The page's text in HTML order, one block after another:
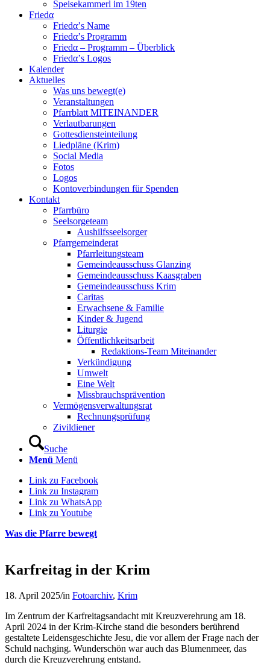
Speisekammerl im 19ten
Friedα
Friedα’s Name
Friedα’s Programm
Friedα – Programm – Überblick
Friedα’s Logos
Kalender
Aktuelles
Was uns bewegt(e)
Veranstaltungen
Pfarrblatt MITEINANDER
Verlautbarungen
Gottesdiensteinteilung
Liedpläne (Krim)
Social Media
Fotos
Logos
Kontoverbindungen für Spenden
Kontakt
Pfarrbüro
Seelsorgeteam
Aushilfsseelsorger
Pfarrgemeinderat
Pfarrleitungsteam
Gemeindeausschuss Glanzing
Gemeindeausschuss Kaasgraben
Gemeindeausschuss Krim
Caritas
Erwachsene & Familie
Kinder & Jugend
Liturgie
Öffentlichkeitsarbeit
Redaktions-Team Miteinander
Verkündigung
Umwelt
Eine Welt
Missbrauchsprävention
Vermögensverwaltungsrat
Rechnungsprüfung
Zivildiener
Suche
Menü Menü
Link zu Facebook
Link zu Instagram
Link zu WhatsApp
Link zu Youtube
Was die Pfarre bewegt
Karfreitag in der Krim
18. April 2025/in Fotoarchiv, Krim
Im Zentrum der Karfreitagsandacht mit Kreuzverehrung am 18.
April 2024 in der Krim-Kirche stand die besonders berührend
gestaltete Leidensgeschichte Jesu, die vor allem der Frage nach der
Schuld nachging. Wunderschön war auch das Blumenmeer, das
durch die Kreuzverehrung entstand.